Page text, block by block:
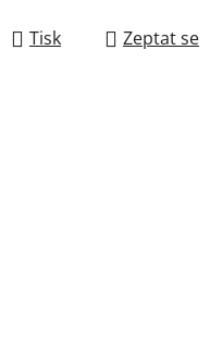
Tisk Zeptat se